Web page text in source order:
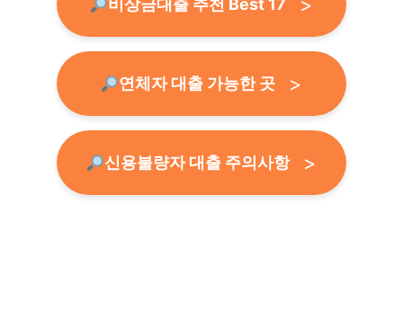
연체자 대출 가능한 곳
신용불량자 대출 주의사항